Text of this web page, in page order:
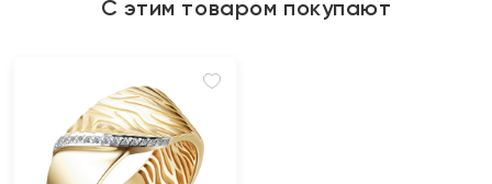
С этим товаром покупают